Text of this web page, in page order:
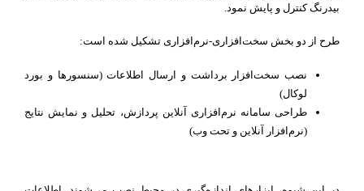
بیدرنگ کنترل و پایش نمود.
طرح از دو بخش سخت‌افزاری-نرم‌افزاری تشکیل شده است:
نصب سخت‌ا‌فزار برداشت و ارسال اطلاعات (سنسورها و بورد
لوکال)
طراحی سامانه نرم‌افزاری آنلاین پردازش، تحلیل و نمایش نتایج
(نرم‌افزار آنلاین و تحت وب)